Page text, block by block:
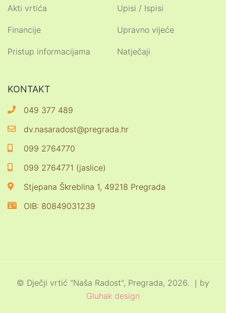
Akti vrtića
Financije
Pristup informacijama
Upisi / Ispisi
Upravno vijeće
Natječaji
KONTAKT
049 377 489
dv.nasaradost@pregrada.hr
099 2764770
099 2764771 (jaslice)
Stjepana Škreblina 1, 49218 Pregrada
OIB: 80849031239
© Dječji vrtić "Naša Radost", Pregrada, 2026. ｜by
Gluhak design